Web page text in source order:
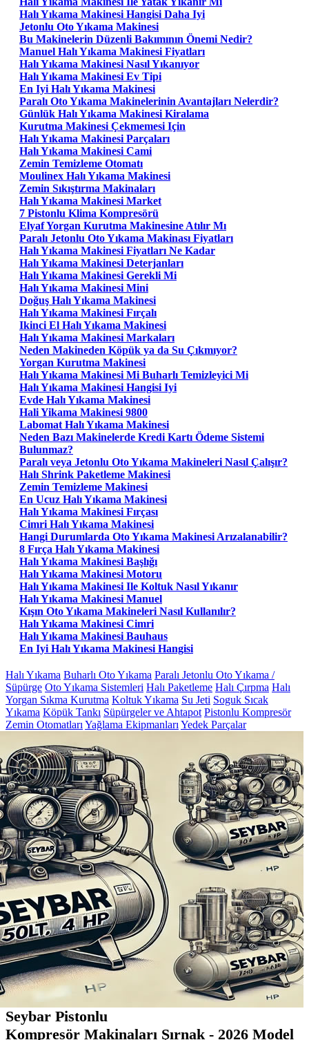
Halı Yıkama Makinesi Hangisi Daha Iyi
Jetonlu Oto Yıkama Makinesi
Bu Makinelerin Düzenli Bakımının Önemi Nedir?
Manuel Halı Yıkama Makinesi Fiyatları
Halı Yıkama Makinesi Nasıl Yıkanıyor
Halı Yıkama Makinesi Ev Tipi
En Iyi Halı Yıkama Makinesi
Paralı Oto Yıkama Makinelerinin Avantajları Nelerdir?
Günlük Halı Yıkama Makinesi Kiralama
Kurutma Makinesi Çekmemesi Için
Halı Yıkama Makinesi Parçaları
Halı Yıkama Makinesi Cami
Zemin Temizleme Otomatı
Moulinex Halı Yıkama Makinesi
Zemin Sıkıştırma Makinaları
Halı Yıkama Makinesi Market
7 Pistonlu Klima Kompresörü
Elyaf Yorgan Kurutma Makinesine Atılır Mı
Paralı Jetonlu Oto Yıkama Makinası Fiyatları
Halı Yıkama Makinesi Fiyatları Ne Kadar
Halı Yıkama Makinesi Deterjanları
Halı Yıkama Makinesi Gerekli Mi
Halı Yıkama Makinesi Mini
Doğuş Halı Yıkama Makinesi
Halı Yıkama Makinesi Fırçalı
Ikinci El Halı Yıkama Makinesi
Halı Yıkama Makinesi Markaları
Neden Makineden Köpük ya da Su Çıkmıyor?
Yorgan Kurutma Makinesi
Halı Yıkama Makinesi Mi Buharlı Temizleyici Mi
Halı Yıkama Makinesi Hangisi Iyi
Evde Halı Yıkama Makinesi
Hali Yikama Makinesi 9800
Labomat Halı Yıkama Makinesi
Neden Bazı Makinelerde Kredi Kartı Ödeme Sistemi
Bulunmaz?
Paralı veya Jetonlu Oto Yıkama Makineleri Nasıl Çalışır?
Halı Shrink Paketleme Makinesi
Zemin Temizleme Makinesi
En Ucuz Halı Yıkama Makinesi
Halı Yıkama Makinesi Fırçası
Cimri Halı Yıkama Makinesi
Hangi Durumlarda Oto Yıkama Makinesi Arızalanabilir?
8 Fırça Halı Yıkama Makinesi
Halı Yıkama Makinesi Başlığı
Halı Yıkama Makinesi Motoru
Halı Yıkama Makinesi Ile Koltuk Nasıl Yıkanır
Halı Yıkama Makinesi Manuel
Kışın Oto Yıkama Makineleri Nasıl Kullanılır?
Halı Yıkama Makinesi Cimri
Halı Yıkama Makinesi Bauhaus
En Iyi Halı Yıkama Makinesi Hangisi
Halı Yıkama Buharlı Oto Yıkama Paralı Jetonlu Oto Yıkama /
Süpürge Oto Yıkama Sistemleri Halı Paketleme Halı Çırpma Halı
Yorgan Sıkma Kurutma Koltuk Yıkama Su Jeti Soguk Sıcak
Yıkama Köpük Tankı Süpürgeler ve Ahtapot Pistonlu Kompresör
Zemin Otomatları Yağlama Ekipmanları Yedek Parçalar
Seybar Pistonlu
Kompresör Makinaları Şırnak - 2026 Model